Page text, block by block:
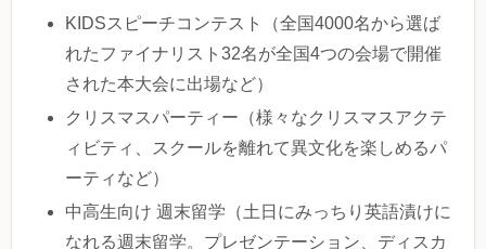
KIDSスピーチコンテスト（全国4000名から選ば
れたファイナリスト32名が全国4つの会場で開催
された本大会に出場など）
クリスマスパーティー（様々なクリスマスアクテ
ィビティ、スクールを離れて異文化を楽しめるパ
ーティなど）
中高生向け 週末留学（土日にみっちり英語漬けに
なれる週末留学。プレゼンテーション、ディスカ